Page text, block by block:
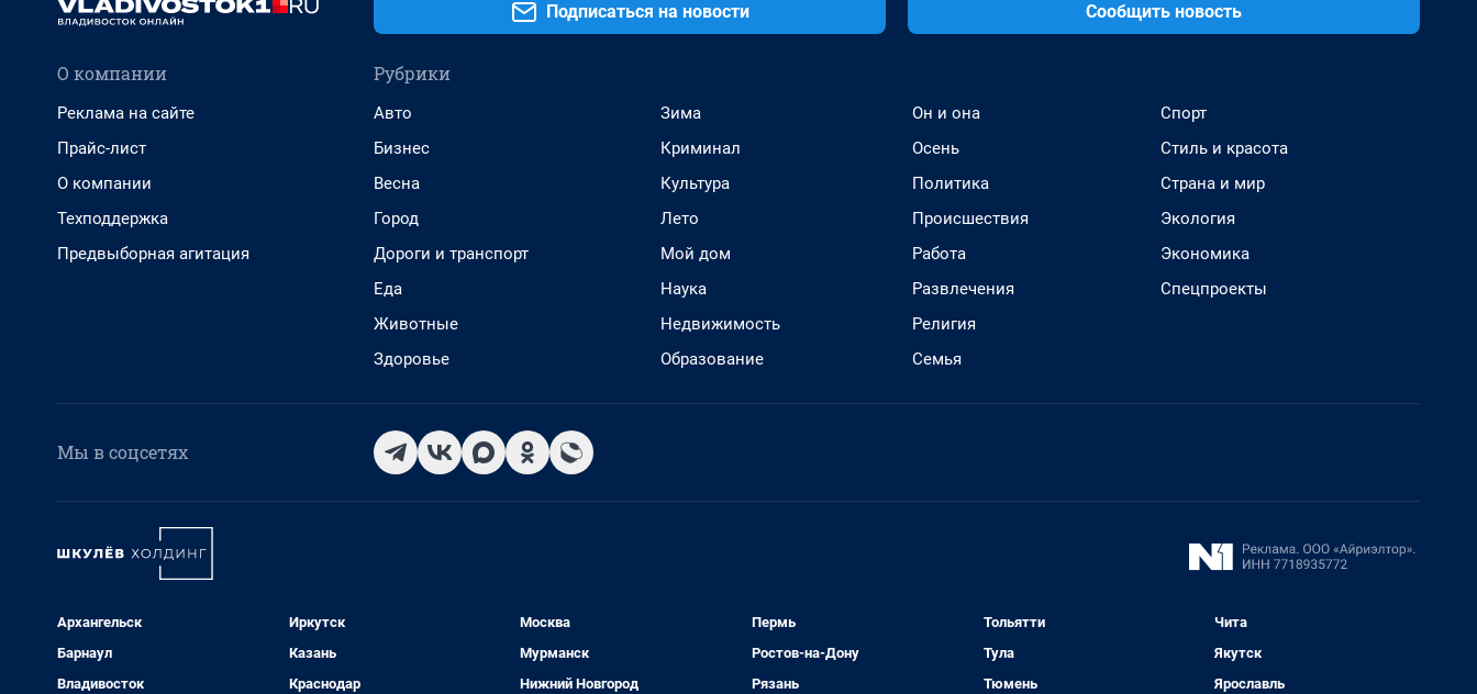
Подписаться на новости Сообщить новость
О компании
Реклама на сайте
Прайс-лист
О компании
Техподдержка
Предвыборная агитация
Рубрики
Авто
Бизнес
Весна
Город
Дороги и транспорт
Еда
Животные
Здоровье
Зима
Криминал
Культура
Лето
Мой дом
Наука
Недвижимость
Образование
Он и она
Осень
Политика
Происшествия
Работа
Развлечения
Религия
Семья
Спорт
Стиль и красота
Страна и мир
Экология
Экономика
Спецпроекты
Мы в соцсетях
Архангельск
Барнаул
Владивосток
Иркутск
Казань
Краснодар
Москва
Мурманск
Нижний Новгород
Пермь
Ростов-на-Дону
Рязань
Тольятти
Тула
Тюмень
Чита
Якутск
Ярославль